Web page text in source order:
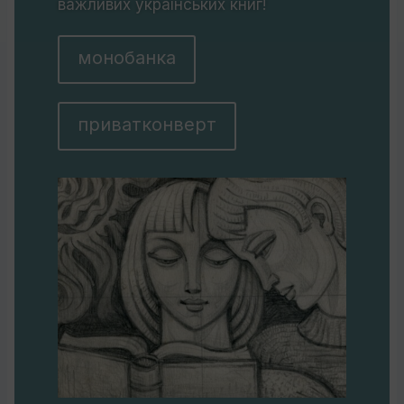
важливих українських книг!
монобанка
приватконверт